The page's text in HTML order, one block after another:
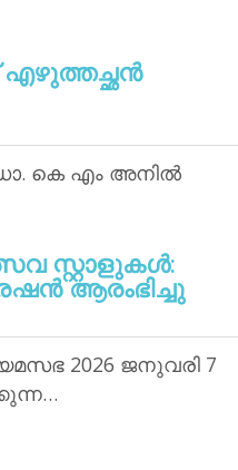
എഴുത്തച്ഛന്‍
കെ എം അനില്‍
സ്റ്റാളുകള്‍:
ആരംഭിച്ചു
2026 ജനുവരി 7